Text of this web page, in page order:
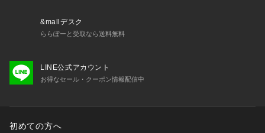
&mallデスク
ららぽーと受取なら送料無料
LINE公式アカウント
お得なセール・クーポン情報配信中
初めての方へ